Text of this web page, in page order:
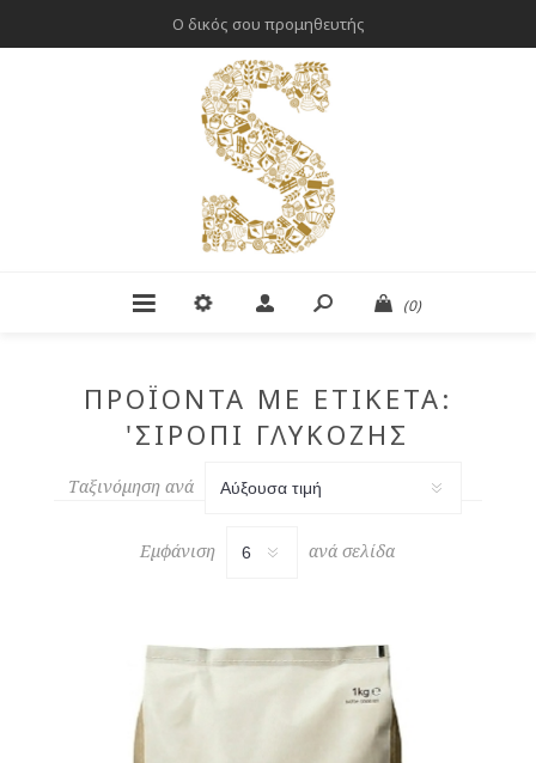
Ο δικός σου προμηθευτής
(0)
ΠΡΟΪΌΝΤΑ ΜΕ ΕΤΙΚΈΤΑ:
'ΣΙΡΌΠΙ ΓΛΥΚΌΖΗΣ
Ταξινόμηση ανά
Εμφάνιση ανά σελίδα